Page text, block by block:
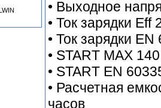
• Выходное
• Ток зарядки Eff
• Ток зарядки
• START MAX
• START EN
• Расчетная
часов